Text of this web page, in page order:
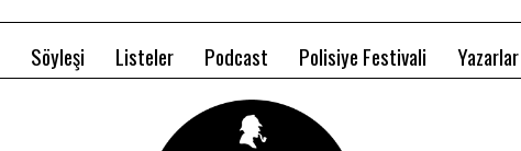
Söyleşi Listeler Podcast Polisiye Festivali Yazarlar